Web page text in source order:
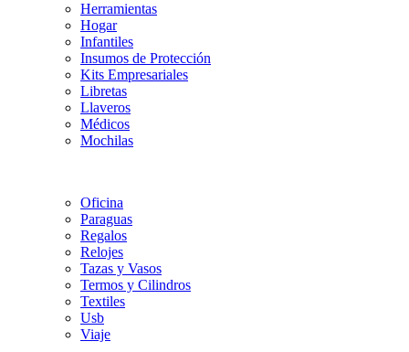
Herramientas
Hogar
Infantiles
Insumos de Protección
Kits Empresariales
Libretas
Llaveros
Médicos
Mochilas
Oficina
Paraguas
Regalos
Relojes
Tazas y Vasos
Termos y Cilindros
Textiles
Usb
Viaje